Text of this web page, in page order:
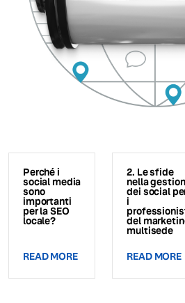
Perché i
social media
sono
importanti
per la SEO
locale?
READ MORE
2. Le sfide
nella
dei social
i
del
multisede
READ MORE